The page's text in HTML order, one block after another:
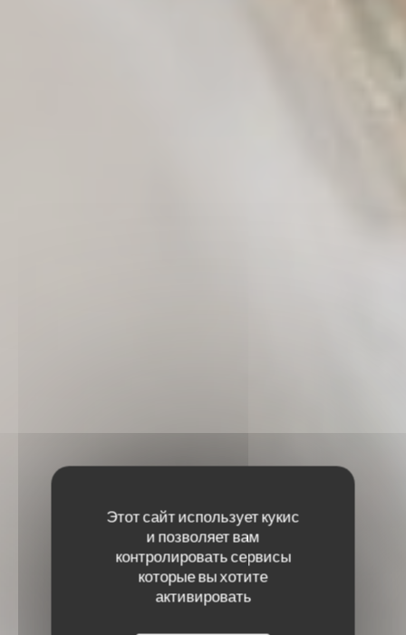
Этот сайт использует кукис
и позволяет вам
контролировать сервисы
которые вы хотите
активировать